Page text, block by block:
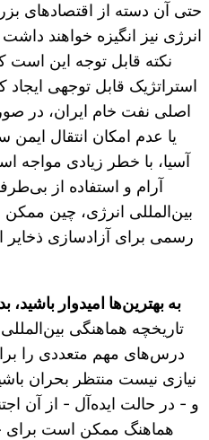
حتی آن دسته از اقتصادهای
انرژی نیز انگیزه خواهند
نکته قابل توجه این است
استراتژیک قابل توجهی
اصلی نفت خام ایران، در
یا عدم امکان انتقال ایمن
آسیا، با خطر زیادی مواجه
آرام و استفاده از
بین‌المللی انرژی، چین
رسمی برای آزادسازی ذخایر
به بهترین‌ها امیدوار باشید،
تاریخچه هماهنگی
درس‌های مهم متعددی را
نیازی نیست منتظر بحران
و - در حالت ایده‌آل - از آن
هماهنگ ممکن است برای